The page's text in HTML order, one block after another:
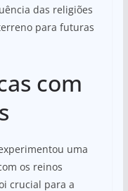
das religiões
para futuras
com
uma
os reinos
crucial para a